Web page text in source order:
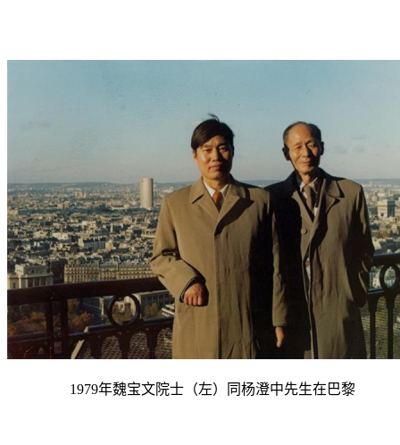
1979年魏宝文院士（左）同杨澄中先生在巴黎